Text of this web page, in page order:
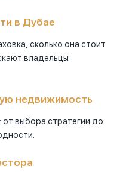
в Дубае
сколько она стоит
владельцы
недвижимость
от выбора стратегии до